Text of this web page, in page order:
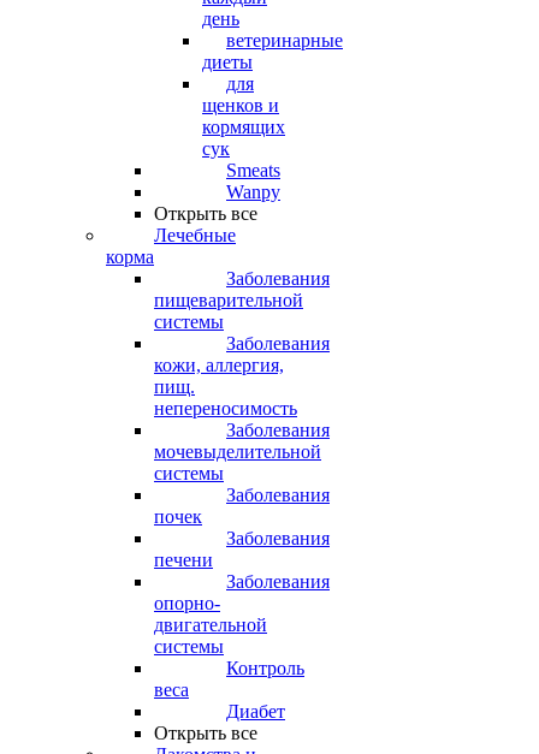
день
ветеринарные
диеты
для
щенков и
кормящих
сук
Smeats
Wanpy
Открыть все
Лечебные
корма
Заболевания
пищеварительной
системы
Заболевания
кожи, аллергия,
пищ.
непереносимость
Заболевания
мочевыделительной
системы
Заболевания
почек
Заболевания
печени
Заболевания
опорно-
двигательной
системы
Контроль
веса
Диабет
Открыть все